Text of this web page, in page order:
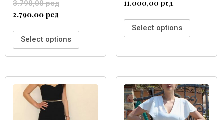
3.790,00рсд
2.790,00 рсд
Select options
11.000,00 рсд
Select options